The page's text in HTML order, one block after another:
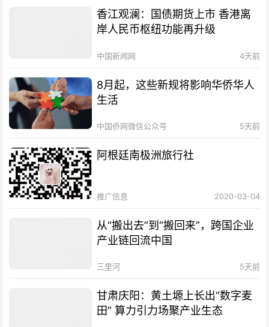
香江观澜：国债期货上市 香港离
岸人民币枢纽功能再升级
中国新闻网 4天前
8月起，这些新规将影响华侨华人
生活
中国侨网微信公众号 5天前
阿根廷南极洲旅行社
推广信息 2020-03-04
从“搬出去”到“搬回来”，跨国企业
产业链回流中国
三里河 5天前
甘肃庆阳：黄土塬上长出“数字麦
田” 算力引力场聚产业生态